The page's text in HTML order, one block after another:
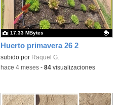
Huerto primavera 26 2
Contenido educativo.
subido por Raquel G.
17.33 MBytes
-hace 4 meses- 84visualizaciones